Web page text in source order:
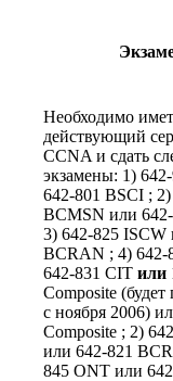
Необходимо
действующий
CCNA и сдать
экзамены: 1)
642-801 BSCI ;
BCMSN или
3) 642-825 ISCW
BCRAN ; 4) 642-
642-831 CIT или
Composite
с ноября 2006)
Composite ; 2)
или 642-821
845 ONT или